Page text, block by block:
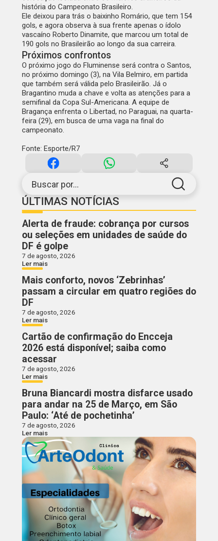
Buscar por...
ÚLTIMAS NOTÍCIAS
Alerta de fraude: cobrança por cursos
ou seleções em unidades de saúde do
DF é golpe
7 de agosto, 2026
Ler mais
Mais conforto, novos ‘Zebrinhas’
passam a circular em quatro regiões do
DF
7 de agosto, 2026
Ler mais
Cartão de confirmação do Encceja
2026 está disponível; saiba como
acessar
7 de agosto, 2026
Ler mais
Bruna Biancardi mostra disfarce usado
para andar na 25 de Março, em São
Paulo: ‘Até de pochetinha’
7 de agosto, 2026
Ler mais
história do Campeonato Brasileiro.
Ele deixou para trás o baixinho Romário, que tem 154
gols, e agora observa à sua frente apenas o ídolo
vascaíno Roberto Dinamite, que marcou um total de
190 gols no Brasileirão ao longo da sua carreira.
Próximos confrontos
O próximo jogo do Fluminense será contra o Santos,
no próximo domingo (3), na Vila Belmiro, em partida
que também será válida pelo Brasileirão. Já o
Bragantino muda a chave e volta as atenções para a
semifinal da Copa Sul-Americana. A equipe de
Bragança enfrenta o Libertad, no Paraguai, na quarta-
feira (29), em busca de uma vaga na final do
campeonato.
Fonte: Esporte/R7